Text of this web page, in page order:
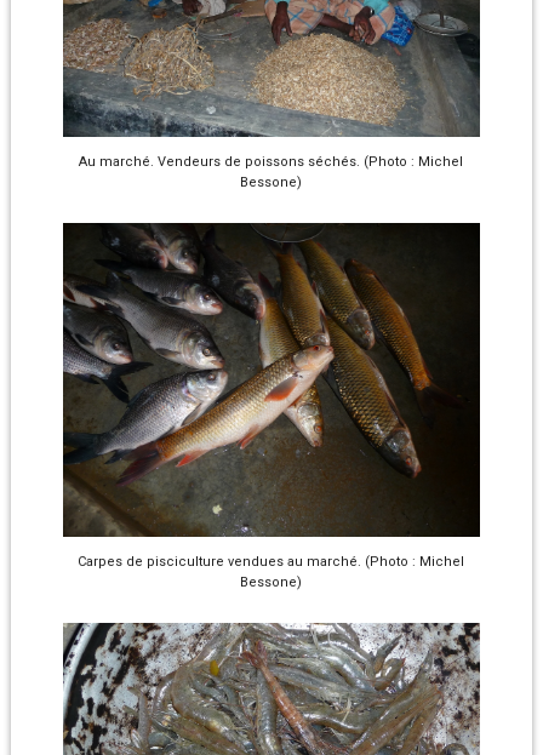
Au marché. Vendeurs de poissons séchés. (Photo : Michel
Bessone)
Carpes de pisciculture vendues au marché. (Photo : Michel
Bessone)